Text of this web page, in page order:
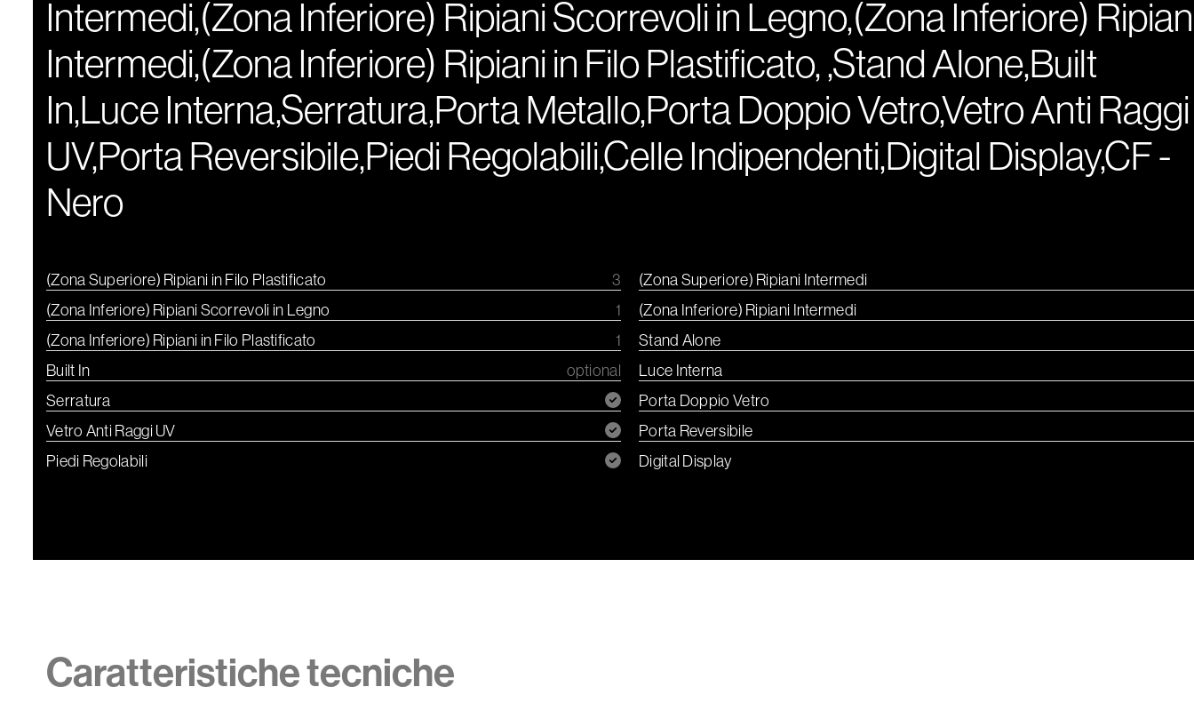
Intermedi,(Zona Inferiore) Ripiani Scorrevoli in Legno,(Zona Inferiore)
Intermedi,(Zona Inferiore) Ripiani in Filo Plastificato, ,Stand Alone,Built
In,Luce Interna,Serratura,Porta Metallo,Porta Doppio Vetro,Vetro Anti Raggi
UV,Porta Reversibile,Piedi Regolabili,Celle Indipendenti,Digital Display,CF -
Nero
(Zona Superiore) Ripiani in Filo Plastificato 3
(Zona Superiore) Ripiani Intermedi
(Zona Inferiore) Ripiani Scorrevoli in Legno
1
(Zona Inferiore) Ripiani Intermedi
(Zona Inferiore) Ripiani in Filo Plastificato
1
Stand Alone
Built In
optional
Luce Interna
Serratura
Porta Doppio Vetro
Vetro Anti Raggi UV
Porta Reversibile
Piedi Regolabili
Digital Display
Caratteristiche tecniche